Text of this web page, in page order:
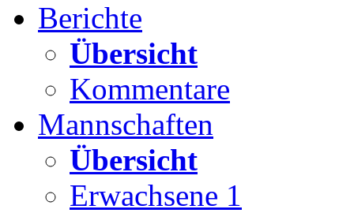
Berichte
Übersicht
Kommentare
Mannschaften
Übersicht
Erwachsene 1